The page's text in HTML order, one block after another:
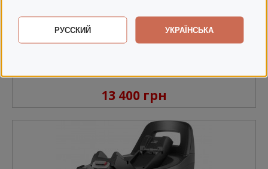
13 400 грн
РУССКИЙ УКРАЇНСЬКА